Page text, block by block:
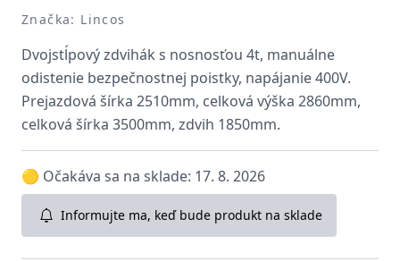
Značka: Lincos
Dvojstĺpový zdvihák s nosnosťou 4t, manuálne
odistenie bezpečnostnej poistky, napájanie 400V.
Prejazdová šírka 2510mm, celková výška 2860mm,
celková šírka 3500mm, zdvih 1850mm.
🟡 Očakáva sa na sklade: 17. 8. 2026
Informujte ma, keď bude produkt na sklade